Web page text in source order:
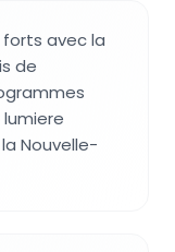
avec la
de
Nouvelle-